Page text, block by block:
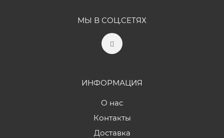
МЫ В СОЦ.СЕТЯХ
ИНФОРМАЦИЯ
О нас
Контакты
Доставка